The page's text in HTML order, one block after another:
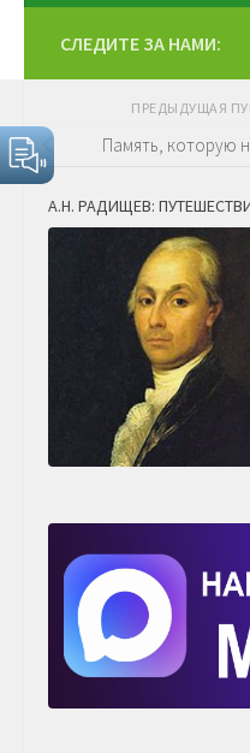
СЛЕДИТЕ ЗА НАМИ:
ПРЕДЫДУЩАЯ
Память, которую
А.Н. РАДИЩЕВ: